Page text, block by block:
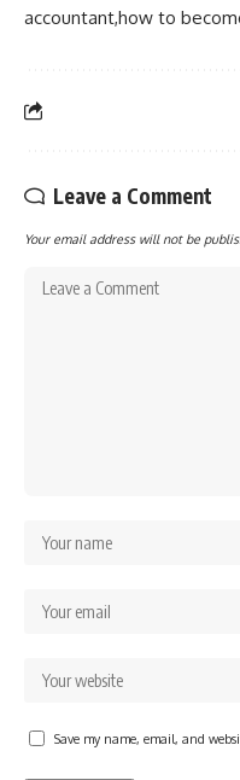
accountant,how to
Leave a Comment
Your email address will not be
Save my name, email, and